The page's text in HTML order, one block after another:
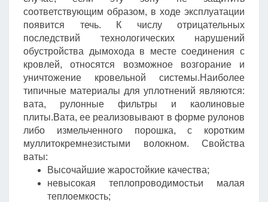
соответствующим образом, в ходе эксплуатации
появится течь. К числу отрицательных
последствий технологических нарушений
обустройства дымохода в месте соединения с
кровлей, относятся возможное возгорание и
уничтожение кровельной системы.Наиболее
типичные материалы для уплотнений являются:
вата, рулонные фильтры и каолиновые
плиты.Вата, ее реализовывают в форме рулонов
либо измельченного порошка, с коротким
муллитокремнезистыми волокном. Свойства
ваты:
Высочайшие жаростойкие качества;
невысокая теплопроводимостьи малая
теплоемкость;